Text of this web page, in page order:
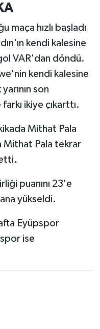
maça hızlı başladı
kendi kalesine
VAR'dan döndü.
kendi kalesine
son
ikiye çıkarttı.
Mithat Pala
Mithat Pala tekrar
puanını 23'e
yükseldi.
Eyüpspor
ise